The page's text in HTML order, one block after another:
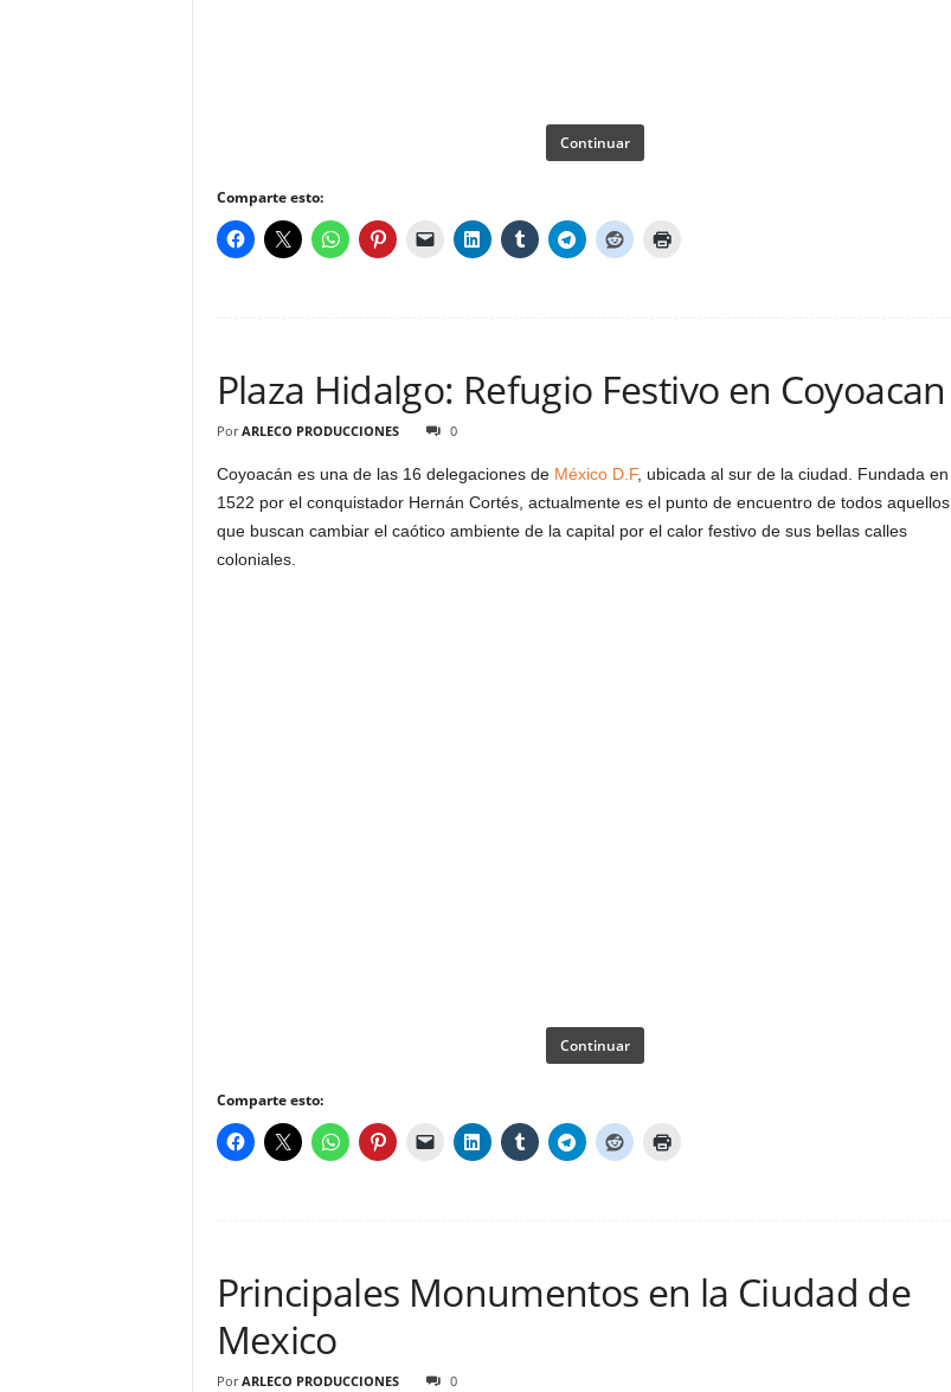
Continuar
Comparte esto:
Plaza Hidalgo: Refugio Festivo en Coyoacan
Por ARLECO PRODUCCIONES 0
Coyoacán es una de las 16 delegaciones de México D.F, ubicada al sur de la ciudad. Fundada en
1522 por el conquistador Hernán Cortés, actualmente es el punto de encuentro de todos aquellos
que buscan cambiar el caótico ambiente de la capital por el calor festivo de sus bellas calles
coloniales.
Continuar
Comparte esto:
Principales Monumentos en la Ciudad de
Mexico
Por ARLECO PRODUCCIONES 0